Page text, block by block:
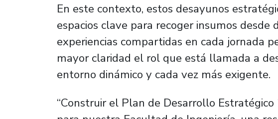
En este contexto, estos desayunos
espacios clave para recoger insumos desde
experiencias compartidas en cada jornada
mayor claridad el rol que está llamada a
entorno dinámico y cada vez más exigente.
“Construir el Plan de Desarrollo